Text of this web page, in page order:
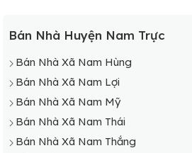
Bán Nhà Huyện Nam Trực
Bán Nhà Xã Nam Hùng
Bán Nhà Xã Nam Lợi
Bán Nhà Xã Nam Mỹ
Bán Nhà Xã Nam Thái
Bán Nhà Xã Nam Thắng